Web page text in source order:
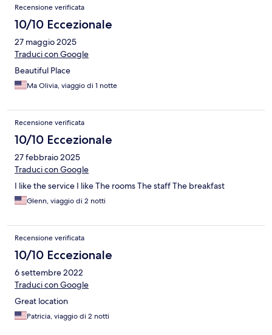
Recensione verificata
10/10 Eccezionale
27 maggio 2025
Traduci con Google
Beautiful Place
Ma Olivia, viaggio di 1 notte
Recensione verificata
10/10 Eccezionale
27 febbraio 2025
Traduci con Google
I like the service I like The rooms The staff The breakfast
Glenn, viaggio di 2 notti
Recensione verificata
10/10 Eccezionale
6 settembre 2022
Traduci con Google
Great location
Patricia, viaggio di 2 notti